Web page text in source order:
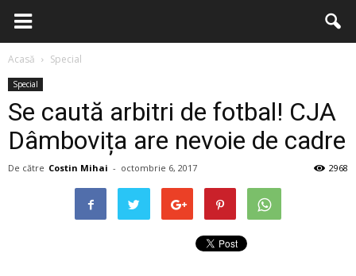
Acasă Special
Special
Se caută arbitri de fotbal! CJA
Dâmbovița are nevoie de cadre
De către Costin Mihai - octombrie 6, 2017 2968